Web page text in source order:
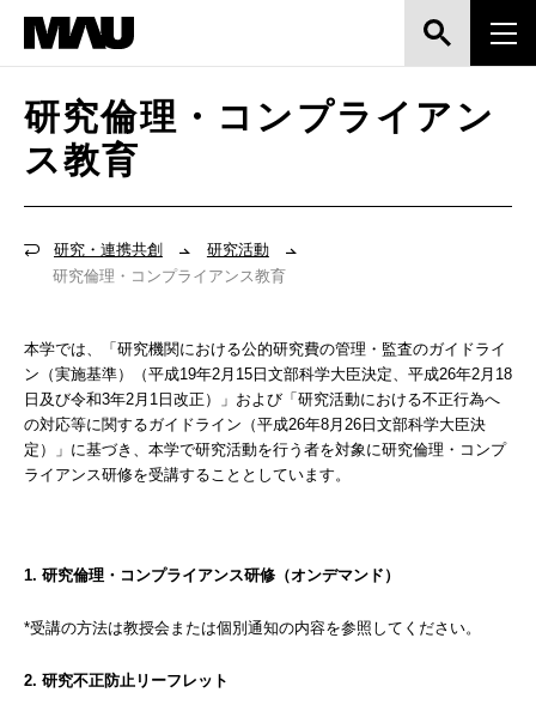
研究・連携共創
研究活動
研究倫理・コンプライアンス教育
研究倫理・コンプライアン
ス教育
本学では、「研究機関における公的研究費の管理・監査のガイドライ
ン（実施基準）（平成19年2月15日文部科学大臣決定、平成26年2月18
日及び令和3年2月1日改正）」および「研究活動における不正行為へ
の対応等に関するガイドライン（平成26年8月26日文部科学大臣決
定）」に基づき、本学で研究活動を行う者を対象に研究倫理・コンプ
ライアンス研修を受講することとしています。
1. 研究倫理・コンプライアンス研修（オンデマンド）
*受講の方法は教授会または個別通知の内容を参照してください。
2. 研究不正防止リーフレット